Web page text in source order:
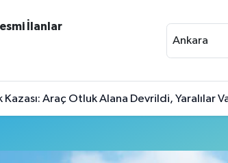
İlanlar
Ankara
Kazası: Araç Otluk Alana Devrildi, Yaralılar